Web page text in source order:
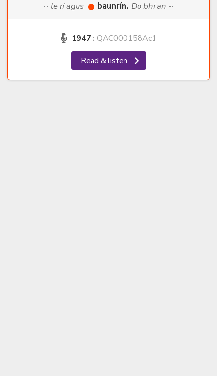
··· le rí agus baunrín. Do bhí an ···
1947 : QAC000158Ac1
Read & listen